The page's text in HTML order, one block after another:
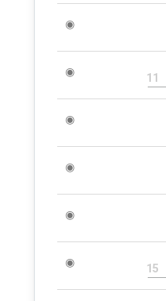
◉
◉ 11
◉
◉
◉
◉ 15